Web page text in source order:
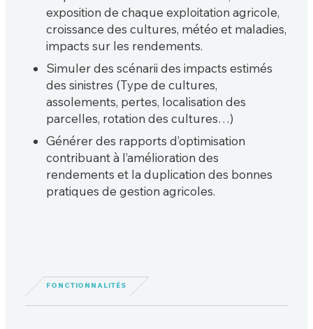
exposition de chaque exploitation agricole,
croissance des cultures, météo et maladies,
impacts sur les rendements.
Simuler des scénarii des impacts estimés
des sinistres (Type de cultures,
assolements, pertes, localisation des
parcelles, rotation des cultures…)
Générer des rapports d’optimisation
contribuant à l’amélioration des
rendements et la duplication des bonnes
pratiques de gestion agricoles.
FONCTIONNALITÉS